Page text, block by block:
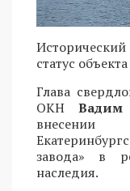
статус
Глава
ОКН Вадим
внесении
завода» в
наследия.